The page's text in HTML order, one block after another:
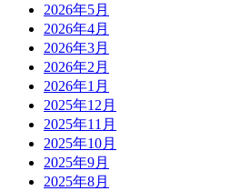
2026年5月
2026年4月
2026年3月
2026年2月
2026年1月
2025年12月
2025年11月
2025年10月
2025年9月
2025年8月